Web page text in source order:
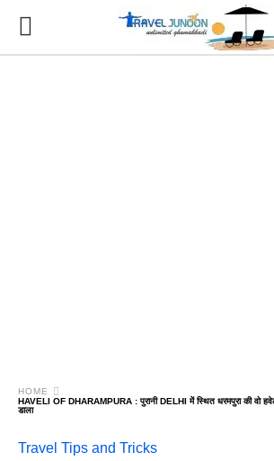
HOME
HAVELI OF DHARAMPURA : पुरानी DELHI में स्थित धरमपुरा की वो
डाला
Travel Tips and Tricks